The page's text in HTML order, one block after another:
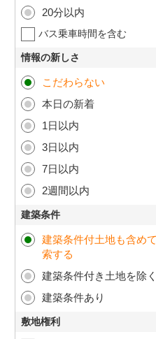
20分以内
バス乗車時間を含む
情報の新しさ
こだわらない
本日の新着
1日以内
3日以内
7日以内
2週間以内
建築条件
建築条件付土地も含め
索する
建築条件付き土地を除く
建築条件あり
敷地権利